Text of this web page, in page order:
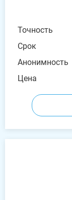
Точность
Срок
Анонимность
Цена